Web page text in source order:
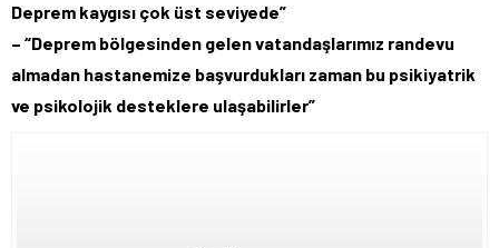
Deprem kaygısı çok üst seviyede”
– “Deprem bölgesinden gelen vatandaşlarımız randevu
almadan hastanemize başvurdukları zaman bu psikiyatrik
ve psikolojik desteklere ulaşabilirler”